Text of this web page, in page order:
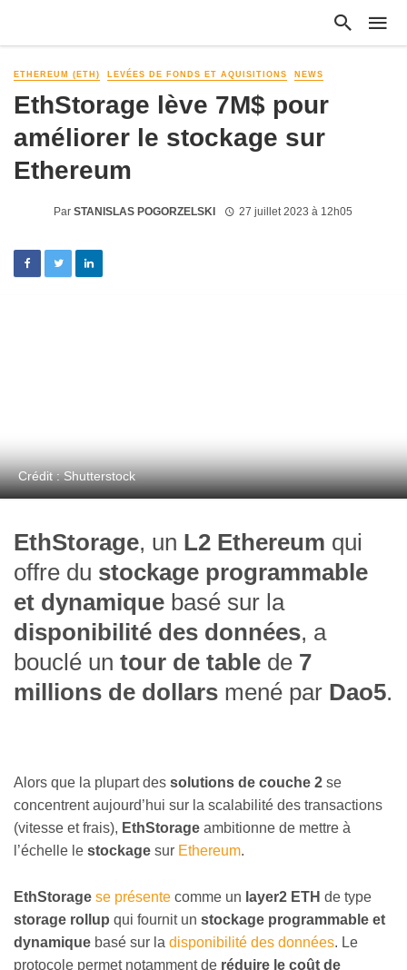
ETHEREUM (ETH) LEVÉES DE FONDS ET AQUISITIONS NEWS
EthStorage lève 7M$ pour
améliorer le stockage sur
Ethereum
Par STANISLAS POGORZELSKI 27 juillet 2023 à 12h05
Crédit : Shutterstock
EthStorage, un L2 Ethereum qui
offre du stockage programmable
et dynamique basé sur la
disponibilité des données, a
bouclé un tour de table de 7
millions de dollars mené par Dao5.
Alors que la plupart des solutions de couche 2 se
concentrent aujourd’hui sur la scalabilité des transactions
(vitesse et frais), EthStorage ambitionne de mettre à
l’échelle le stockage sur Ethereum.
EthStorage se présente comme un layer2 ETH de type
storage rollup qui fournit un stockage programmable et
dynamique basé sur la disponibilité des données. Le
protocole permet notamment de réduire le coût de